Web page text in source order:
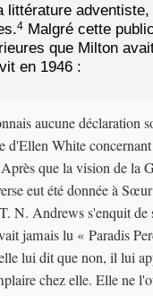
littérature
4 Malgré cette
que Milton
en 1946 :
aucune déclaration
d'Ellen White concernant
que la vision de la
eut été donnée à
N. Andrews s'enquit de
jamais lu « Paradis
lui dit que non, il lui
chez elle. Elle ne